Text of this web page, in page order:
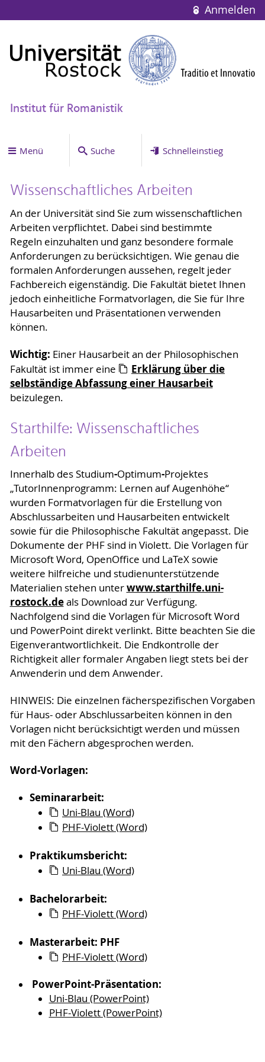
Anmelden
Institut für Romanistik
Menü Suche Schnelleinstieg
Wissenschaftliches Arbeiten
An der Universität sind Sie zum wissenschaftlichen
Arbeiten verpflichtet. Dabei sind bestimmte
Regeln einzuhalten und ganz besondere formale
Anforderungen zu berücksichtigen. Wie genau die
formalen Anforderungen aussehen, regelt jeder
Fachbereich eigenständig. Die Fakultät bietet Ihnen
jedoch einheitliche Formatvorlagen, die Sie für Ihre
Hausarbeiten und Präsentationen verwenden
können.
Wichtig: Einer Hausarbeit an der Philosophischen
Fakultät ist immer eine
Erklärung über die
selbständige Abfassung einer Hausarbeit
beizulegen.
Starthilfe: Wissenschaftliches
Arbeiten
Innerhalb des Studium-Optimum-Projektes
„TutorInnenprogramm: Lernen auf Augenhöhe“
wurden Formatvorlagen für die Erstellung von
Abschlussarbeiten und Hausarbeiten entwickelt
sowie für die Philosophische Fakultät angepasst. Die
Dokumente der PHF sind in Violett. Die Vorlagen für
Microsoft Word, OpenOffice und LaTeX sowie
weitere hilfreiche und studienunterstützende
Materialien stehen unterwww.starthilfe.uni-
rostock.deals Download zur Verfügung.
Nachfolgend sind die Vorlagen für Microsoft Word
und PowerPoint direkt verlinkt. Bitte beachten Sie die
Eigenverantwortlichkeit. Die Endkontrolle der
Richtigkeit aller formaler Angaben liegt stets bei der
Anwenderin und dem Anwender.
HINWEIS: Die einzelnen fächerspezifischen Vorgaben
für Haus- oder Abschlussarbeiten können in den
Vorlagen nicht berücksichtigt werden und müssen
mit den Fächern abgesprochen werden.
Word-Vorlagen:
Seminararbeit:
Uni-Blau (Word)
PHF-Violett (Word)
Praktikumsbericht:
Uni-Blau (Word)
Bachelorarbeit:
PHF-Violett (Word)
Masterarbeit: PHF
PHF-Violett (Word)
PowerPoint-Präsentation:
Uni-Blau (PowerPoint)
PHF-Violett (PowerPoint)